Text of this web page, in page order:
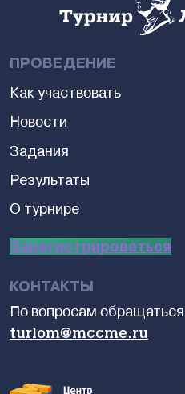
ПРОВЕДЕНИЕ
Как участвовать
Новости
Задания
Результаты
О турнире
Зарегистрироваться
КОНТАКТЫ
По вопросам обращаться
turlom@mccme.ru